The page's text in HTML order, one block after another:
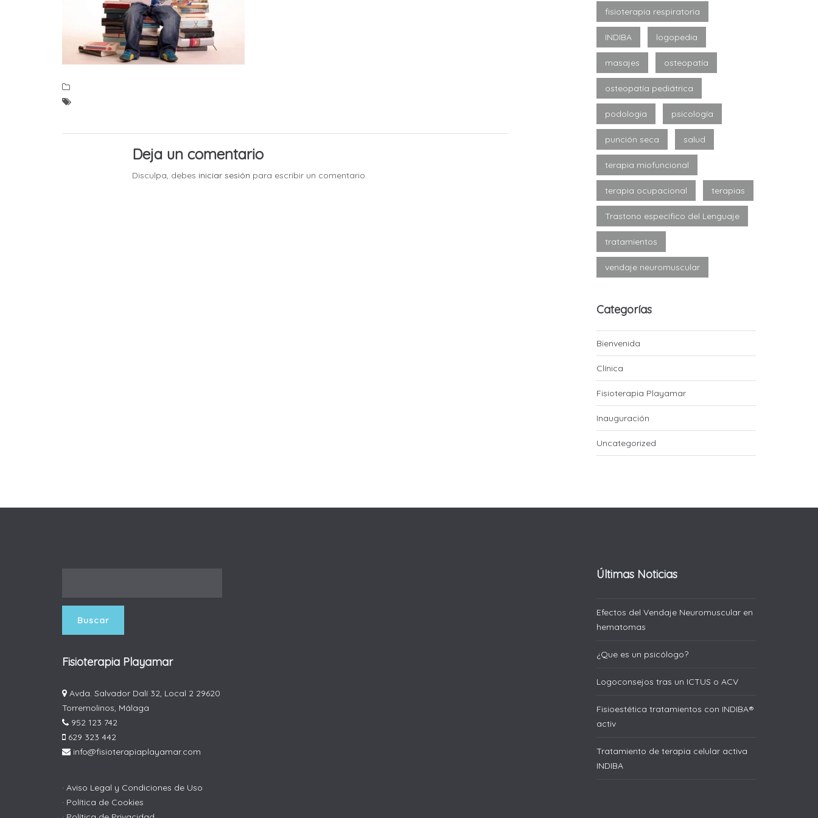
Deja un comentario
Disculpa, debes iniciar sesión para escribir un comentario.
fisioterapia respiratoria
INDIBA logopedia
masajes osteopatía
osteopatía pediátrica
podologia psicología
punción seca salud
terapia miofuncional
terapia ocupacional terapias
Trastono especifico del Lenguaje
tratamientos
vendaje neuromuscular
Categorías
Bienvenida
Clínica
Fisioterapia Playamar
Inauguración
Uncategorized
Fisioterapia Playamar
Avda. Salvador Dalí 32, Local 2 29620
Torremolinos, Málaga
952 123 742
629 323 442
info@fisioterapiaplayamar.com
· Aviso Legal y Condiciones de Uso
· Política de Cookies
Últimas Noticias
Efectos del Vendaje Neuromuscular en
hematomas
¿Que es un psicólogo?
Logoconsejos tras un ICTUS o ACV
Fisioestética tratamientos con INDIBA®
activ
Tratamiento de terapia celular activa
INDIBA